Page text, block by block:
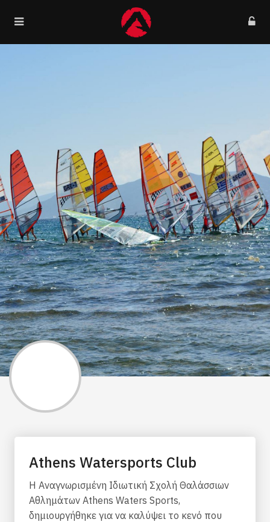
Athens Watersports Club
Η Αναγνωρισμένη Ιδιωτική Σχολή Θαλάσσιων
Αθλημάτων Athens Waters Sports,
δημιουργήθηκε για να καλύψει το κενό που